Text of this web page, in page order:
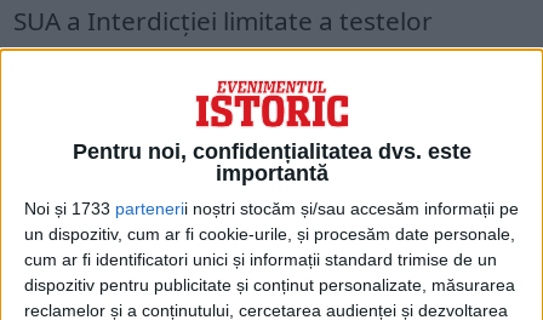
Pentru noi, confidențialitatea dvs. este
importantă
Noi și 1733 partenerii noștri stocăm și/sau accesăm informații pe
un dispozitiv, cum ar fi cookie-urile, și procesăm date personale,
cum ar fi identificatori unici și informații standard trimise de un
dispozitiv pentru publicitate și conținut personalizate, măsurarea
reclamelor și a conținutului, cercetarea audienței și dezvoltarea
SUA a Interdicției limitate a testelor
nucleare în 1963, care interzicea testele
nucleare în atmosferă, în spațiul cosmic și
sub apă.